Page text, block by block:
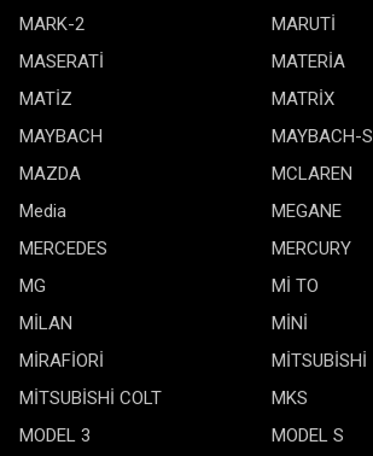
MARK-2
MARUTİ
MASERATİ
MATERİA
MATİZ
MATRİX
MAYBACH
MAYBACH-S
MAZDA
MCLAREN
Media
MEGANE
MERCEDES
MERCURY
MG
Mİ TO
MİLAN
MİNİ
MİRAFİORİ
MİTSUBİSHİ
MİTSUBİSHİ COLT
MKS
MODEL 3
MODEL S